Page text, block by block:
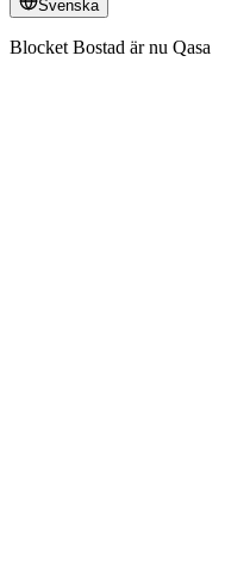
Svenska
Blocket Bostad är nu Qasa